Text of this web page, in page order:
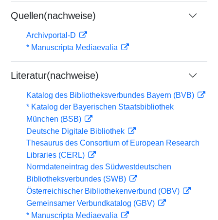
Quellen(nachweise)
Archivportal-D
* Manuscripta Mediaevalia
Literatur(nachweise)
Katalog des Bibliotheksverbundes Bayern (BVB)
* Katalog der Bayerischen Staatsbibliothek
München (BSB)
Deutsche Digitale Bibliothek
Thesaurus des Consortium of European Research
Libraries (CERL)
Normdateneintrag des Südwestdeutschen
Bibliotheksverbundes (SWB)
Österreichischer Bibliothekenverbund (OBV)
Gemeinsamer Verbundkatalog (GBV)
* Manuscripta Mediaevalia